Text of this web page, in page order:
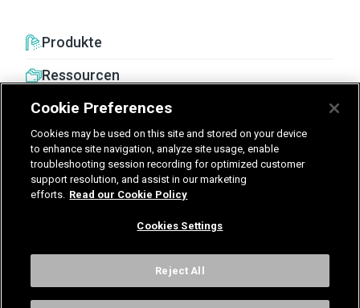
Produkte
Ressourcen
United Kingdom Germany Nederland
België - Nederlands
Kontakt
Cookies Settings
Cookie Preferences
Cookies may be used on this site and stored on your device
to enhance site navigation, analyze site usage, enable
troubleshooting session recording for optimized customer
support resolution, and assist in our marketing
efforts. Read our Cookie Policy
Cookies Settings
Reject All